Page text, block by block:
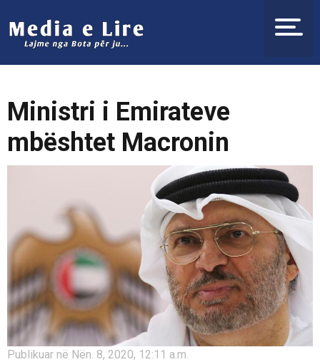
Ministri i Emirateve
mbështet Macronin
Publikuar në Nën. 8, 2020, 12:11 a.m.